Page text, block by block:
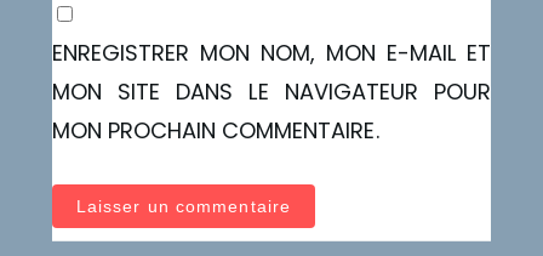
ENREGISTRER MON NOM, MON E-MAIL ET
MON SITE DANS LE NAVIGATEUR POUR
MON PROCHAIN COMMENTAIRE.